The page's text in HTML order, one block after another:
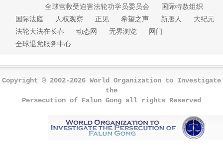
全球营救受迫害法轮功学员委员会
国际特赦组织
国际法庭
人权观察 正见 希望之声 新唐人
大纪元
法轮大法在长春
动态网 无界浏览
网门
全球退党服务中心
Copyright © 2002-2026 World Organization to Investigate
the
Persecution of Falun Gong all rights Reserved